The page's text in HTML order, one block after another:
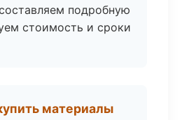
подробную
стоимость и сроки
материалы